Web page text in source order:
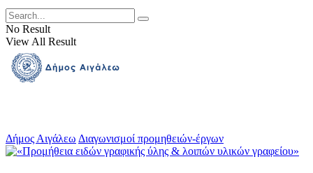
No Result
View All Result
Δήμος Αιγάλεω Διαγωνισμοί προμηθειών-έργων